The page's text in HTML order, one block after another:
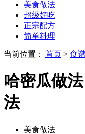
美食做法
超级好吃
正宗配方
简单料理
当前位置： 首页 > 食
哈密瓜做
法
美食做法